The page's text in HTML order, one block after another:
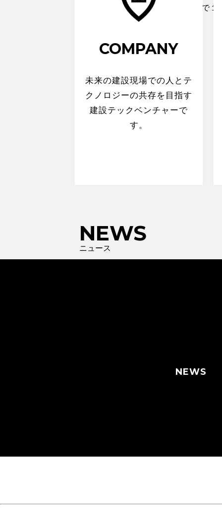
ＡＫＢ４８が突撃！お宅で
NEWS
ニュース
COMPANY
未来の建設現場での人とテ
クノロジーの共存を目指す
建設テックベンチャーで
す。
NEWS